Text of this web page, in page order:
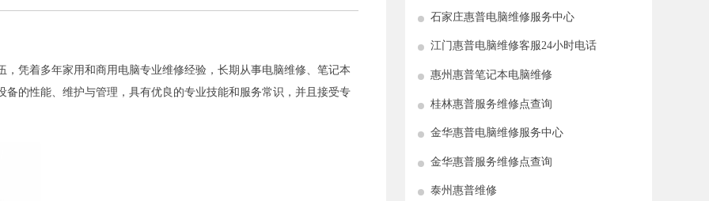
凭着多年家用和商用电脑专业维修经验，长期从事电脑维修、笔记本
的性能、维护与管理，具有优良的专业技能和服务常识，并且接受专
石家庄惠普电脑维修服务中心
江门惠普电脑维修客服24小时电话
惠州惠普笔记本电脑维修
桂林惠普服务维修点查询
金华惠普电脑维修服务中心
金华惠普服务维修点查询
泰州惠普维修